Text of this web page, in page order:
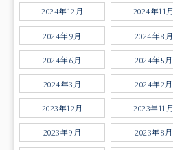
2024年12月 2024年11月
2024年9月 2024年8月
2024年6月 2024年5月
2024年3月 2024年2月
2023年12月 2023年11月
2023年9月 2023年8月